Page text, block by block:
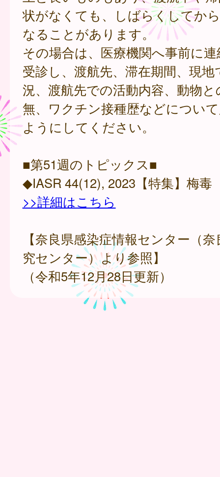
状がなくても、しばらくしてか
なることがあります。
その場合は、医療機関へ事前に
受診し、渡航先、滞在期間、現地
況、渡航先での活動内容、動物
無、ワクチン接種歴などについ
ようにしてください。
■第51週のトピックス■
◆IASR 44(12), 2023【特集】梅
>>詳細はこちら
【奈良県感染症情報センター（
究センター）より参照】
（令和5年12月28日更新）